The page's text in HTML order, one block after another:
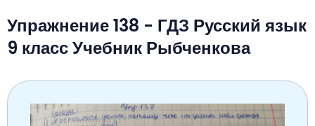
Русский язык
Литературное чтение
Окружающий мир
Математика
Математика
Английский язык
Информатика
Литературное чтение
3 класс
Музыка
Окружающий мир
Русский язык
4 класс
Английский язык
Русский язык
5 класс
ОБЖ
6 класс
Упражнение 138 - ГДЗ Русский язык
9 класс Учебник Рыбченкова